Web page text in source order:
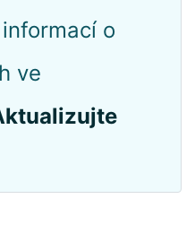
o
ve